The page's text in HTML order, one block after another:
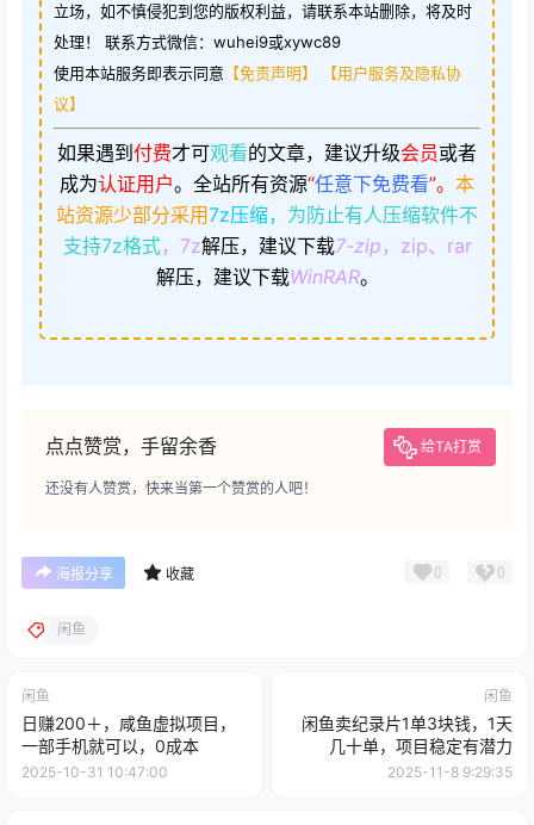
立场，如不慎侵犯到您的版权利益，请联系本站删除，将及时
处理！ 联系方式微信：wuhei9或xywc89
使用本站服务即表示同意 【免责声明】
【用户服务及隐私协
议】
如果遇到 付费才可观看的文章，建议升级会员或者
成为认证用户。 全站所有资源“任意下免费看”。 本
站资源少部分采用7z压缩， 为防止有人压缩软件不
支持7z格式，7z解压，建议下载7-zip ，zip、rar
解压，建议下载WinRAR。
点点赞赏，手留余香 给TA打赏
还没有人赞赏，快来当第一个赞赏的人吧！
海报分享 收藏 0 0
闲鱼
闲鱼
日赚200＋，咸鱼虚拟项目，
一部手机就可以，0成本
2025-10-31 10:47:00
闲鱼
闲鱼卖纪录片1单3块钱，1天
几十单，项目稳定有潜力
2025-11-8 9:29:35